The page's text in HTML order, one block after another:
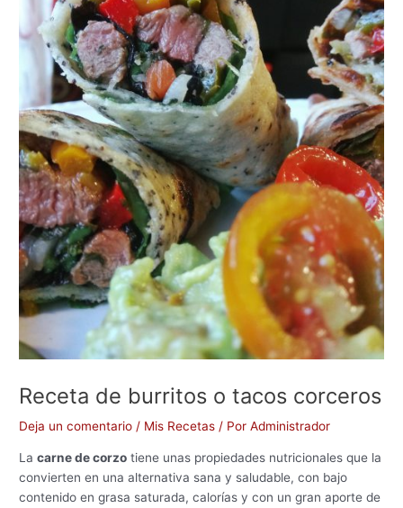
Receta de burritos o tacos corceros
Deja un comentario / Mis Recetas / PorAdministrador
Lacarne de corzo tiene unas propiedades nutricionales que la
convierten en una alternativa sana y saludable, con bajo
contenido en grasa saturada, calorías y con un gran aporte de